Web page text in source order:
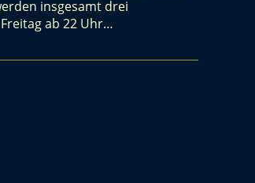
insgesamt drei
ab 22 Uhr…